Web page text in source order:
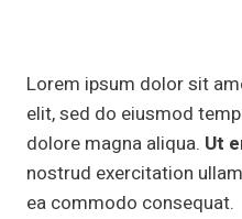
Lorem ipsum dolor sit
elit, sed do eiusmod
dolore magna aliqua. Ut
nostrud exercitation
ea commodo consequat.